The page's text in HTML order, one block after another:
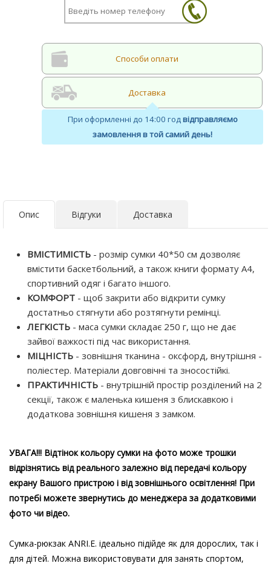
Cпособи оплати
Доставка
При оформленні до 14:00 годвідправляємо
замовлення в той самий день!
Опис Відгуки Доставка
ВМІСТИМІСТЬ - розмір сумки 40*50 см дозволяє
вмістити баскетбольний, а також книги формату А4,
спортивний одяг і багато іншого.
КОМФОРТ - щоб закрити або відкрити сумку
достатньо стягнути або розтягнути ремінці.
ЛЕГКІСТЬ - маса сумки складає 250 г, що не дає
зайвої важкості під час використання.
МІЦНІСТЬ - зовнішня тканина - оксфорд, внутрішня -
поліестер. Матеріали довговічні та зносостійкі.
ПРАКТИЧНІСТЬ - внутрішній простір розділений на 2
секції, також є маленька кишеня з блискавкою і
додаткова зовнішня кишеня з замком.
УВАГА!!! Відтінок кольору сумки на фото може трошки
відрізнятись від реального залежно від передачі кольору
екрану Вашого пристрою і від зовнішнього освітлення! При
потребі можете звернутись до менеджера за додатковими
фото чи відео.
Сумка-рюкзак ANRI.E. ідеально підійде як для дорослих, так і
для дітей. Можна використовувати для занять спортом,